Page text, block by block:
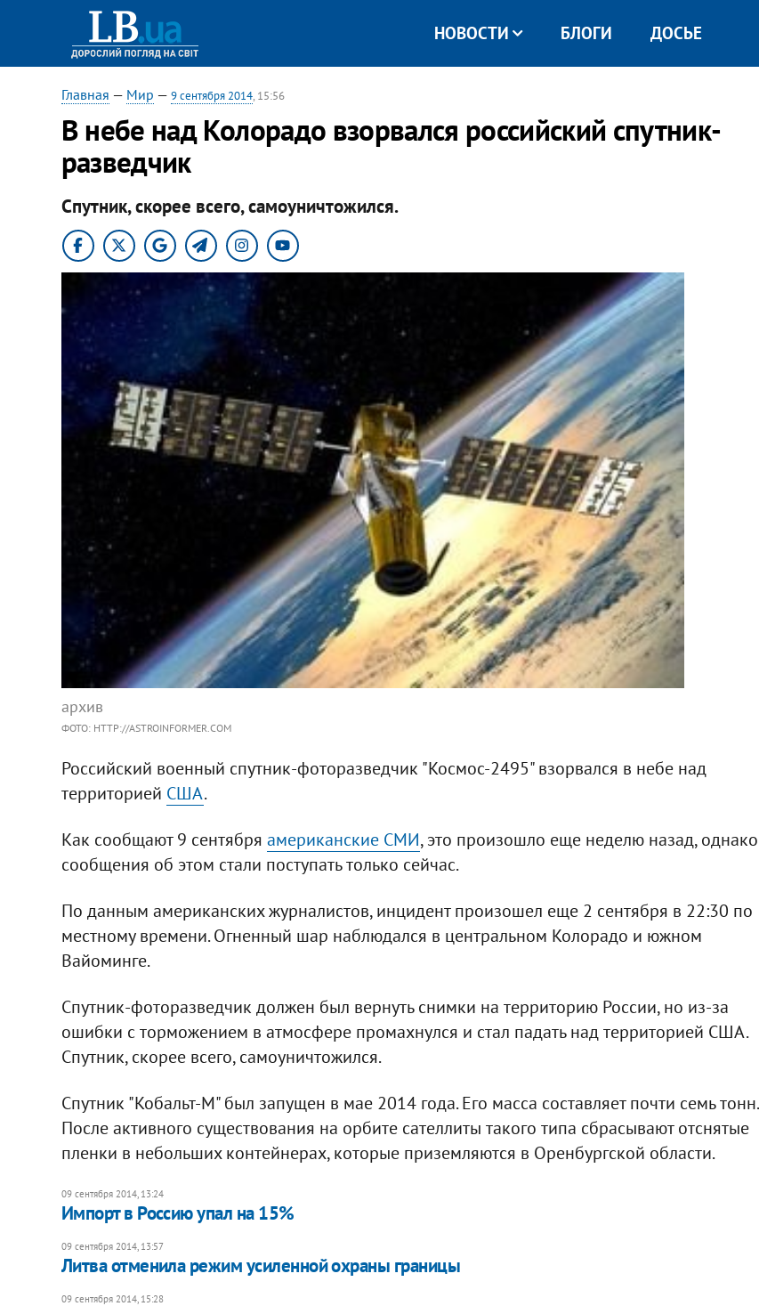
НОВОСТИ БЛОГИ ДОСЬЕ
Главная — Мир — 9 сентября 2014, 15:56
​В небе над Колорадо взорвался российский спутник-
разведчик
Спутник, скорее всего, самоуничтожился.
архив
ФОТО: HTTP://ASTROINFORMER.COM
Российский военный спутник-фоторазведчик "Космос-2495" взорвался в небе над
территорией США.
Как сообщают 9 сентября американские СМИ, это произошло еще неделю назад, однако
сообщения об этом стали поступать только сейчас.
По данным американских журналистов, инцидент произошел еще 2 сентября в 22:30 по
местному времени. Огненный шар наблюдался в центральном Колорадо и южном
Вайоминге.
Спутник-фоторазведчик должен был вернуть снимки на территорию России, но из-за
ошибки с торможением в атмосфере промахнулся и стал падать над территорией США.
Спутник, скорее всего, самоуничтожился.
Спутник "Кобальт-М" был запущен в мае 2014 года. Его масса составляет почти семь тонн.
После активного существования на орбите сателлиты такого типа сбрасывают отснятые
пленки в небольших контейнерах, которые приземляются в Оренбургской области.
09 сентября 2014, 13:24
Импорт в Россию упал на 15%
09 сентября 2014, 13:57
Литва отменила режим усиленной охраны границы
09 сентября 2014, 15:28